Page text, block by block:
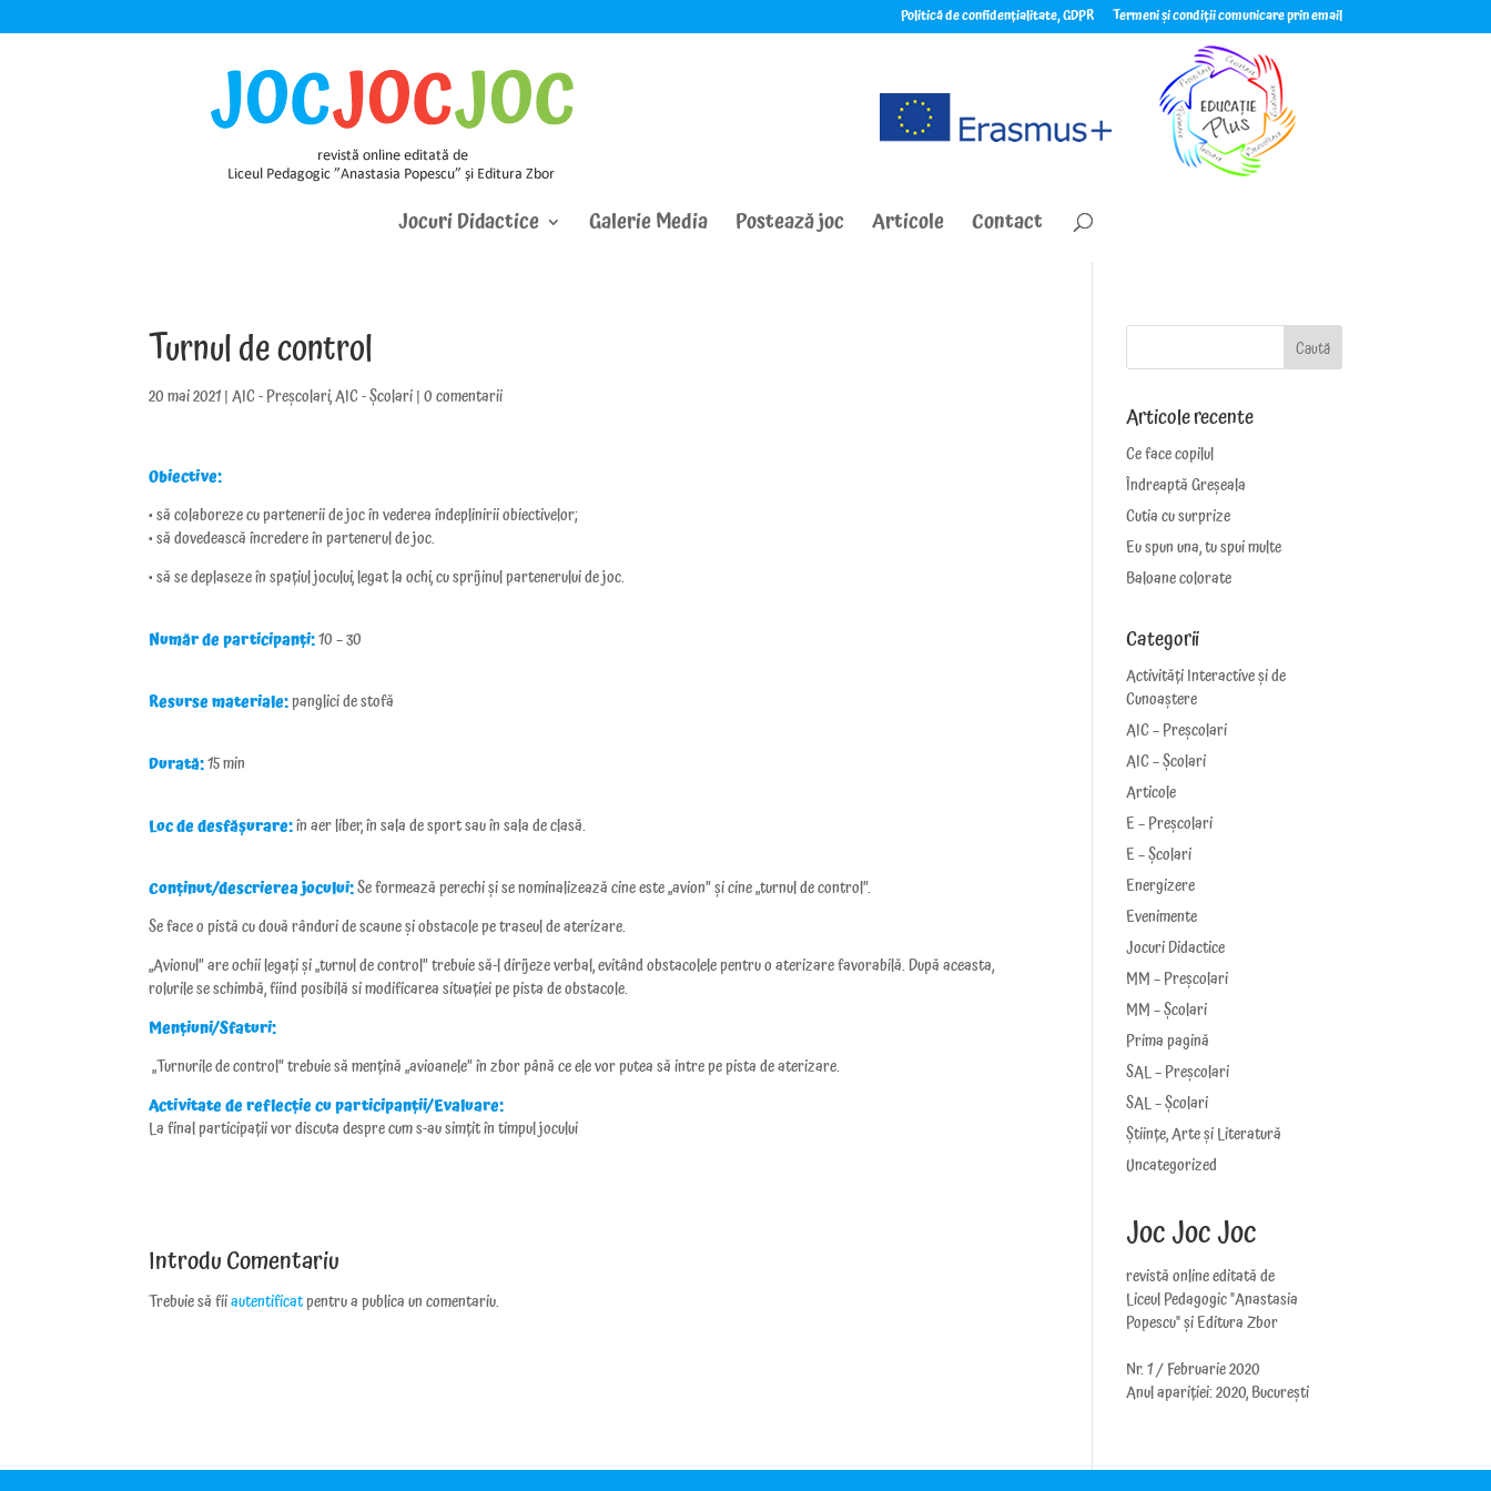
Politică de confidențialitate, GDPR Termeni și condiții comunicare prin email
Jocuri Didactice Galerie Media Postează joc Articole Contact
Turnul de control
20 mai 2021|AIC - Preșcolari,AIC - Școlari|0 comentarii
Obiective:
• să colaboreze cu partenerii de joc în vederea îndeplinirii obiectivelor;
• să dovedească încredere în partenerul de joc.
• să se deplaseze în spațiul jocului, legat la ochi, cu sprijinul partenerului de joc.
Număr de participanți:10 – 30
Resurse materiale:panglici de stofă
Durată:15 min
Loc de desfășurare:în aer liber, în sala de sport sau în sala de clasă.
Conținut/descrierea jocului:Se formează perechi și se nominalizează cine este „avion” și cine „turnul de control”.
Se face o pistă cu două rânduri de scaune și obstacole pe traseul de aterizare.
„Avionul” are ochii legați și „turnul de control” trebuie să-l dirijeze verbal, evitând obstacolele pentru o aterizare favorabilă. După aceasta,
rolurile se schimbă, fiind posibilă si modificarea situației pe pista de obstacole.
Mențiuni/Sfaturi:
„Turnurile de control” trebuie să mențină „avioanele” în zbor până ce ele vor putea să intre pe pista de aterizare.
Activitate de reflecție cu participanții/Evaluare:
La final participații vor discuta despre cum s-au simțit în timpul jocului
Introdu Comentariu
Trebuie să fiiautentificatpentru a publica un comentariu.
Articole recente
Ce face copilul
Îndreaptă Greșeala
Cutia cu surprize
Eu spun una, tu spui multe
Baloane colorate
Categorii
Activități Interactive și de
Cunoaștere
AIC – Preșcolari
AIC – Școlari
Articole
E – Preșcolari
E – Școlari
Energizere
Evenimente
Jocuri Didactice
MM – Preșcolari
MM – Școlari
Prima pagină
SAL – Preșcolari
SAL – Școlari
Științe, Arte și Literatură
Uncategorized
Joc Joc Joc
revistă online editată de
Liceul Pedagogic "Anastasia
Popescu" și Editura Zbor
Nr. 1 / Februarie 2020
Anul apariției: 2020, București